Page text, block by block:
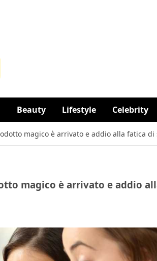
Beauty Lifestyle Celebrity
magico è arrivato e addio alla fatica
magico è arrivato e addio